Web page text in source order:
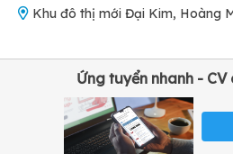
Khu đô thị mới Đại Kim, Hoàng
Ứng tuyển nhanh - CV